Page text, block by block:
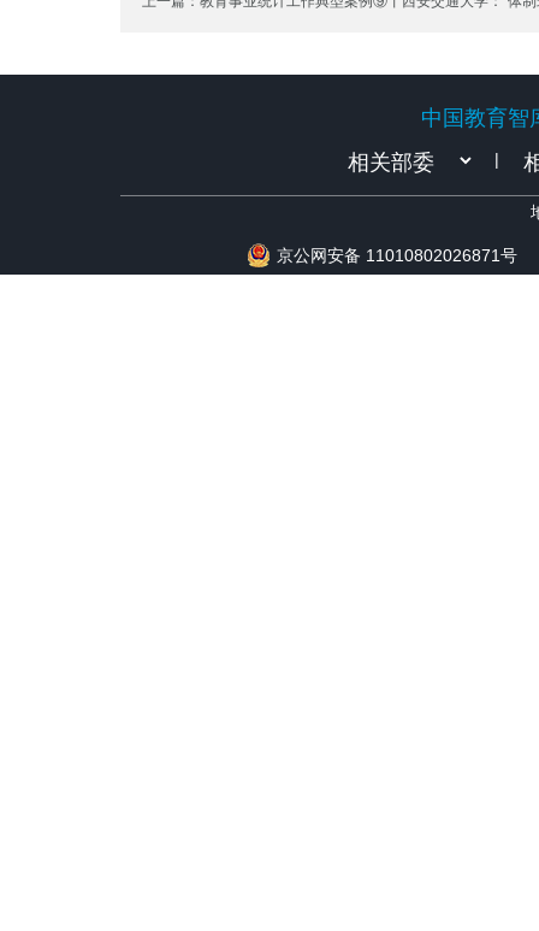
中国教育智
|
京公网安备 11010802026871号